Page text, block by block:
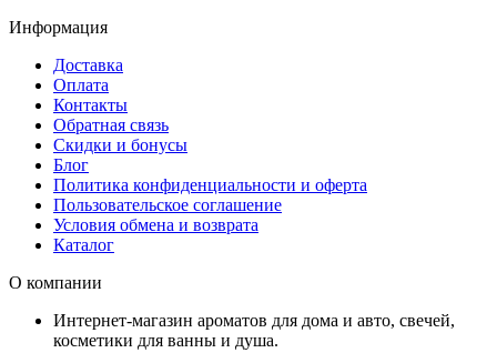
Информация
Доставка
Оплата
Контакты
Обратная связь
Скидки и бонусы
Блог
Политика конфиденциальности и оферта
Пользовательское соглашение
Условия обмена и возврата
Каталог
О компании
Интернет-магазин ароматов для дома и авто, свечей,
косметики для ванны и душа.